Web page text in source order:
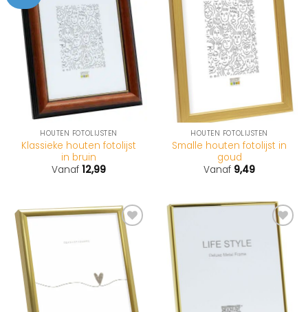
HOUTEN FOTOLIJSTEN
Klassieke houten fotolijst
in bruin
Vanaf 12,99
HOUTEN FOTOLIJSTEN
Smalle houten fotolijst in
goud
Vanaf 9,49